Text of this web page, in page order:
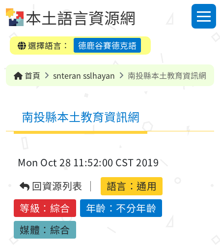
本土語言資源網
選單
選擇語言：
德鹿谷賽德克語
首頁 snteran sslhayan 南投縣本土教育資訊網
南投縣本土教育資訊網
Mon Oct 28 11:52:00 CST 2019
回資源列表
語言： 通用
等級：綜合
年齡：不分年齡
媒體：綜合